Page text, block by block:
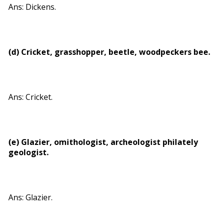
Ans: Dickens.
(d) Cricket, grasshopper, beetle, woodpeckers bee.
Ans: Cricket.
(e) Glazier, omithologist, archeologist philately
geologist.
Ans: Glazier.